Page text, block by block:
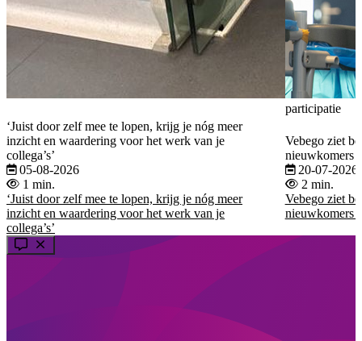
‘Juist door zelf mee te lopen, krijg je nóg meer
inzicht en waardering voor het werk van je
collega’s’
05-08-2026
1 min.
‘Juist door zelf mee te lopen, krijg je nóg meer
inzicht en waardering voor het werk van je
collega’s’
participatie
Vebego ziet
nieuwkomers
20-07-2026
2 min.
Vebego ziet
nieuwkomers